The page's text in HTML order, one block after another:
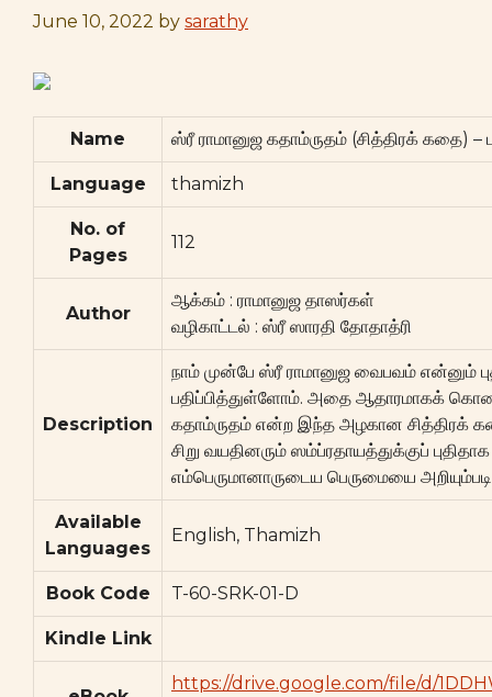
June 10, 2022 by sarathy
Name ஸ்ரீ ராமானுஜ கதாம்ருதம் (சித்திரக் கதை) –
Language thamizh
No. of
Pages
112
Author
ஆக்கம் : ராமானுஜ தாஸர்கள்
வழிகாட்டல் : ஸ்ரீ ஸாரதி தோதாத்ரி
Description
நாம் முன்பே ஸ்ரீ ராமானுஜ வைபவம் என்னும்
பதிப்பித்துள்ளோம். அதை ஆதாரமாகக்
கதாம்ருதம் என்ற இந்த அழகான சித்திரக்
சிறு வயதினரும் ஸம்ப்ரதாயத்துக்குப்
எம்பெருமானாருடைய பெருமையை
Available
Languages
English, Thamizh
Book Code T-60-SRK-01-D
Kindle Link
https://drive.google.com/file/d/